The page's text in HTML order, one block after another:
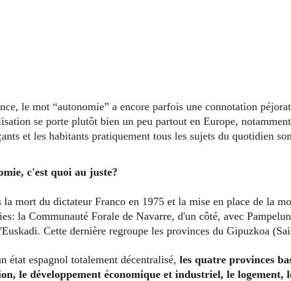
se porte plutôt bien un peu partout en Europe,
et les habitants pratiquement tous les sujets du quotidien
c'est quoi au juste?
la Communauté Forale de Navarre, d'un côté, avec
Cette dernière regroupe les provinces du Gipuzkoa
un état espagnol totalement décentralisé,
les quatre provinces
le développement économique et industriel, le